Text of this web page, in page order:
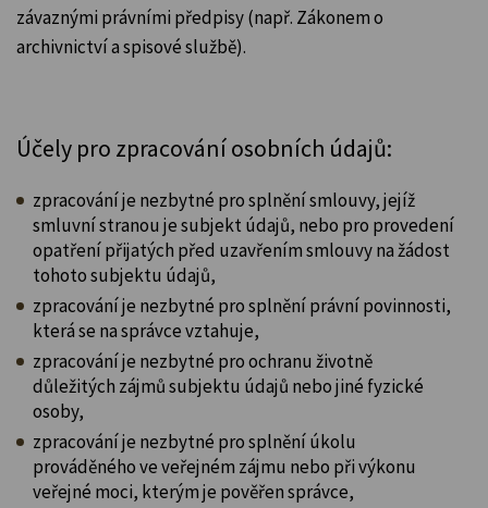
závaznými právními předpisy (např. Zákonem o
archivnictví a spisové službě).
Účely pro zpracování osobních údajů:
zpracování je nezbytné pro splnění smlouvy, jejíž
smluvní stranou je subjekt údajů, nebo pro provedení
opatření přijatých před uzavřením smlouvy na žádost
tohoto subjektu údajů,
zpracování je nezbytné pro splnění právní povinnosti,
která se na správce vztahuje,
zpracování je nezbytné pro ochranu životně
důležitých zájmů subjektu údajů nebo jiné fyzické
osoby,
zpracování je nezbytné pro splnění úkolu
prováděného ve veřejném zájmu nebo při výkonu
veřejné moci, kterým je pověřen správce,